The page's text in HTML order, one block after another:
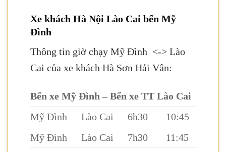
Xe khách Hà Nội Lào Cai bến Mỹ
Đình
Thông tin giờ chạy Mỹ Đình <-> Lào
Cai của xe khách Hà Sơn Hải Vân:
Bến xe Mỹ Đình – Bến xe TT Lào Cai
Mỹ Đình
Lào Cai 6h30
10:45
Mỹ Đình
Lào Cai 7h30
11:45